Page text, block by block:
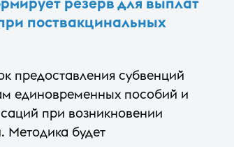
поствакцинальных
предоставления субвенций
единовременных пособий и
при возникновении
Методика будет